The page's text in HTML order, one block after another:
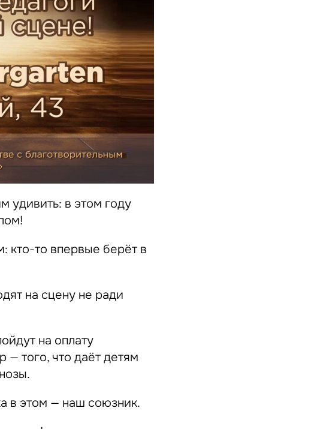
удивить: в этом году
кто-то впервые берёт в
на сцену не ради
на оплату
— того, что даёт детям
в этом — наш союзник.